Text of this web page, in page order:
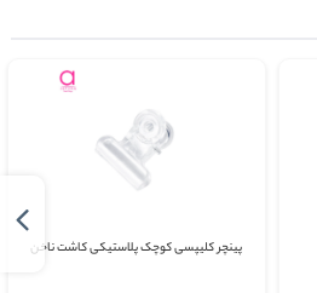
پینچر کلیپسی کوچک پلاستیکی کاشت ناخن